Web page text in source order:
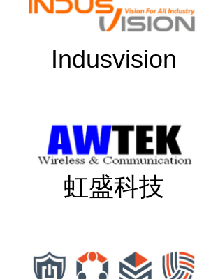
Indusvision
虹盛科技